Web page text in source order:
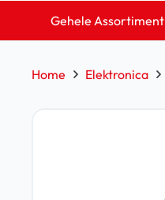
Gehele Assortiment
Home Elektronica